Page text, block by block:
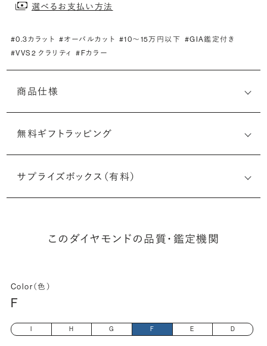
選べるお支払い方法
#0.3カラット #オーバルカット #10〜15万円以下 #GIA鑑定付き
#VVS2 クラリティ
#Fカラー
商品仕様
無料ギフトラッピング
サプライズボックス（有料）
このダイヤモンドの品質・鑑定機関
Color（色）
F
H G F E D